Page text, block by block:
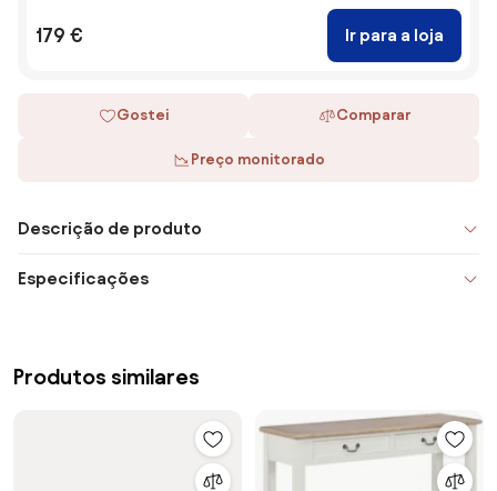
179 € Ir para a loja
Gostei Comparar
Preço monitorado
Descrição de produto
Especificações
Produtos similares